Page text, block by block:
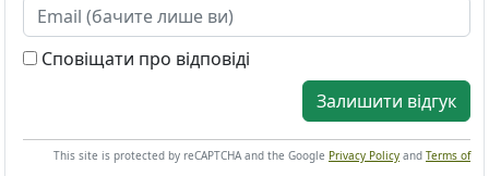
Сповіщати про відповіді
Залишити відгук
This site is protected by reCAPTCHA and the Google Privacy Policy and Terms of